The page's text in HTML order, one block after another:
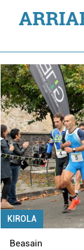
KIROLA
Beasain